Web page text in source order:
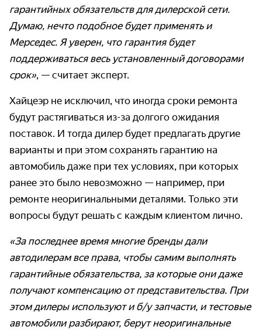
гарантийных обязательств для дилерской сети.
Думаю, нечто подобное будет применять и
Мерседес. Я уверен, что гарантия будет
поддерживаться весь установленный договорами
срок», — считает эксперт.
Хайцеэр не исключил, что иногда сроки ремонта
будут растягиваться из-за долгого ожидания
поставок. И тогда дилер будет предлагать другие
варианты и при этом сохранять гарантию на
автомобиль даже при тех условиях, при которых
ранее это было невозможно — например, при
ремонте неоригинальными деталями. Только эти
вопросы будут решать с каждым клиентом лично.
«За последнее время многие бренды дали
автодилерам все права, чтобы самим выполнять
гарантийные обязательства, за которые они даже
получают компенсацию от представительства. При
этом дилеры используют и б/у запчасти, и тестовые
автомобили разбирают, берут неоригинальные